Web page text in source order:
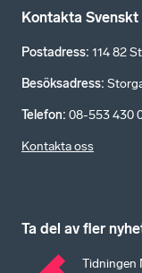
Kontakta
Postadress: 114 82
Besöksadress:
Telefon: 08-553 430
Kontakta oss
Ta del av fler
Tidningen